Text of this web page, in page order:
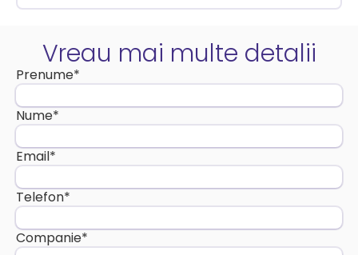
Vreau mai multe detalii
Prenume*
Nume*
Email*
Telefon*
Companie*